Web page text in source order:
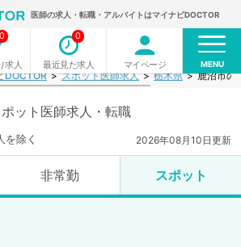
医師の求人・転職・アルバイトはマイナビDOCTOR
求人
0
最近見た求人
0
マイページ MENU
DOCTOR スポット医師求人 栃木県 鹿沼市の
ット医師求人・転職
を除く 2026年08月10日更新
非常勤 スポット